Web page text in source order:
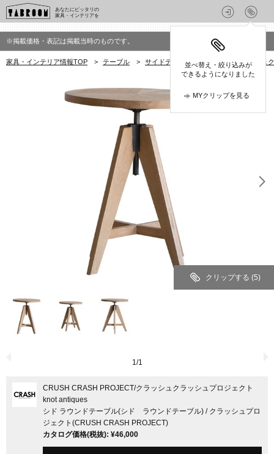
あなたにピッタリの
家具・インテリアを
並べ替え・絞り込みが
できるようになりました
MYクリップを見る
※掲載価格・表記は掲載当時のものです。
家具・インテリア情報TOP > テーブル > サイドテーブル > クラッシュプロジェ
クリップする (5)
1/1
CRUSH CRASH PROJECT/クラッシュクラッシュプロジェクト
knot antiques
シド ラウンドテーブル(シド ラウンドテーブル) / クラッシュプロ
ジェクト(CRUSH CRASH PROJECT)
カタログ価格(税抜): ¥46,000